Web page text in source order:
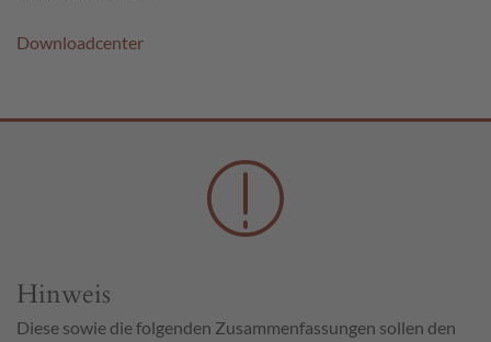
Downloadcenter
Hinweis
Diese sowie die folgenden Zusammenfassungen sollen den